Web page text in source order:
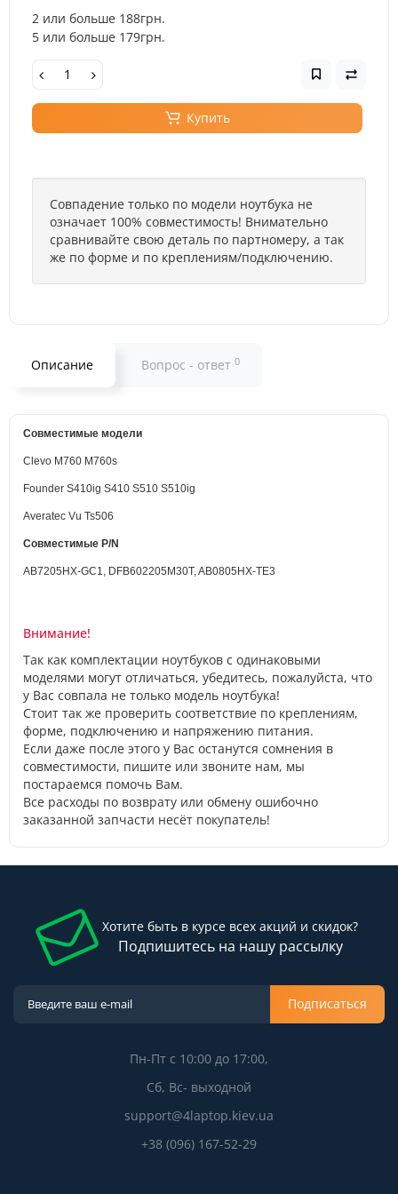
2 или больше 188грн.
5 или больше 179грн.
Купить
Совпадение только по модели ноутбука не
означает 100% совместимость! Внимательно
сравнивайте свою деталь по партномеру, а так
же по форме и по креплениям/подключению.
Описание Вопрос - ответ 0
Совместимые модели
Clevo M760 M760s
Founder S410ig S410 S510 S510ig
Averatec Vu Ts506
Совместимые P/N
AB7205HX-GC1, DFB602205M30T, AB0805HX-TE3
Внимание!
Так как комплектации ноутбуков с одинаковыми
моделями могут отличаться, убедитесь, пожалуйста, что
у Вас совпала не только модель ноутбука!
Стоит так же проверить соответствие по креплениям,
форме, подключению и напряжению питания.
Если даже после этого у Вас останутся сомнения в
совместимости, пишите или звоните нам, мы
постараемся помочь Вам.
Все расходы по возврату или обмену ошибочно
заказанной запчасти несёт покупатель!
Хотите быть в курсе всех акций и скидок?
Подпишитесь на нашу рассылку
Подписаться
Пн-Пт с 10:00 до 17:00,
Сб, Вс- выходной
support@4laptop.kiev.ua
+38 (096) 167-52-29